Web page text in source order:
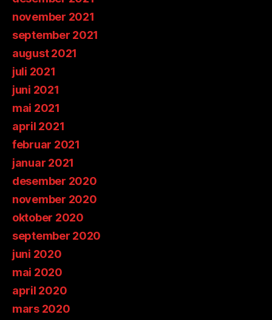
november 2021
september 2021
august 2021
juli 2021
juni 2021
mai 2021
april 2021
februar 2021
januar 2021
desember 2020
november 2020
oktober 2020
september 2020
juni 2020
mai 2020
april 2020
mars 2020